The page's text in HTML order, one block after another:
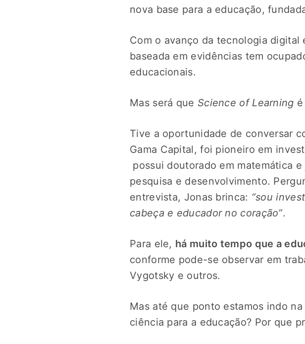
nova base para a educação,
Com o avanço da tecnologia
baseada em evidências tem
educacionais.
Mas será que Science of Learning
Tive a oportunidade de conversar
Gama Capital, foi pioneiro em
possui doutorado em matemática
pesquisa e desenvolvimento.
entrevista, Jonas brinca: “sou
cabeça e educador no coração”.
Para ele, há muito tempo que a
conforme pode-se observar em
Vygotsky e outros.
Mas até que ponto estamos indo
ciência para a educação? Por que